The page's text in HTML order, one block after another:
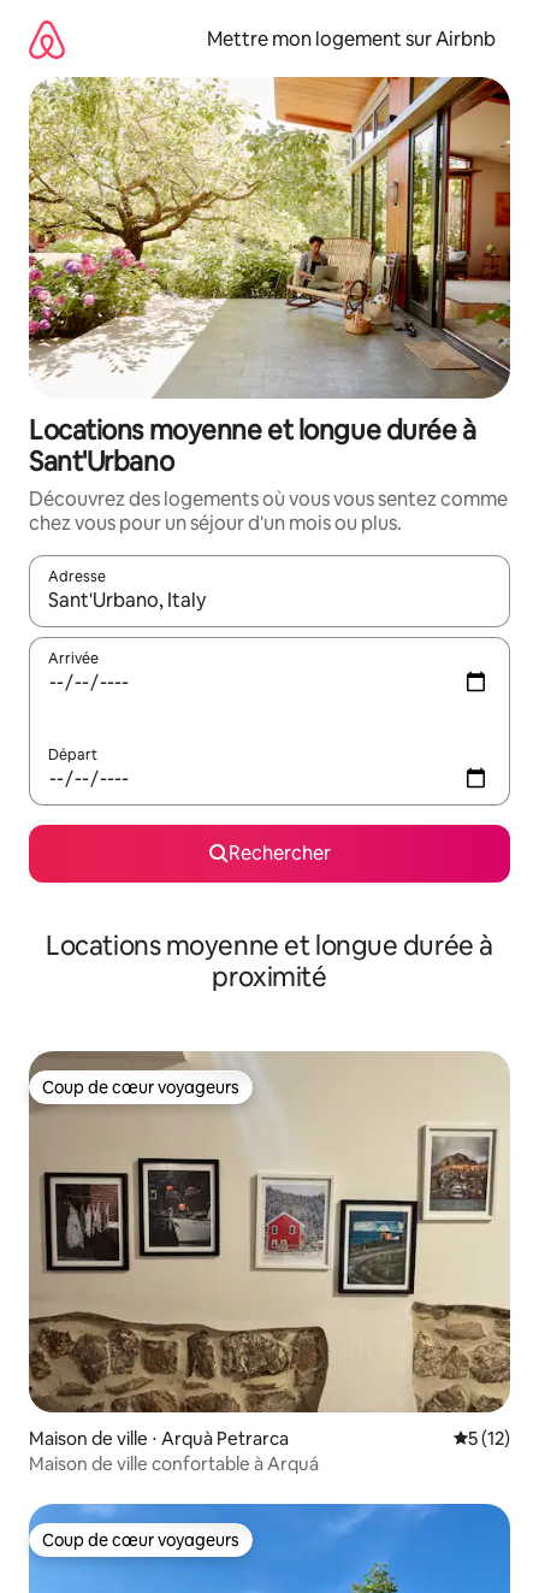
directement
contenu
Mettre mon logement sur Airbnb
Locations moyenne et longue durée à
Sant'Urbano
Découvrez des logements où vous vous sentez comme
chez vous pour un séjour d'un mois ou plus.
Adresse
Lorsque les résultats s'affichent, utilisez les flèches vers le
Arrivée
Départ
Rechercher
Locations moyenne et longue durée à
proximité
Coup de cœur voyageurs
Coup de cœur voyageurs
Maison de ville ⋅ Arquà Petrarca
5 (12)
Maison de ville confortable à Arquá
Coup de cœur voyageurs
Coup de cœur voyageurs